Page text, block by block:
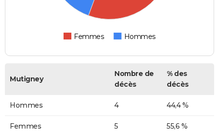
Femmes Hommes
Mutigney
Nombre de
décès
% des
décès
Hommes 4 44,4 %
Femmes 5 55,6 %